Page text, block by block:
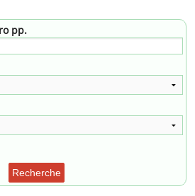
pp.
Recherche